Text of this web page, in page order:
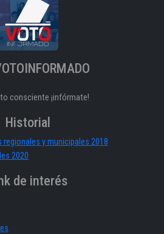
consciente ¡infórmate!
Historial
regionales y municipales 2018
2020
de interés